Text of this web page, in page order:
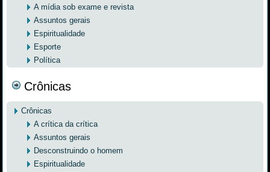
A mídia sob exame e revista
Assuntos gerais
Espiritualidade
Esporte
Política
Crônicas
Crônicas
A crítica da crítica
Assuntos gerais
Desconstruindo o homem
Espiritualidade